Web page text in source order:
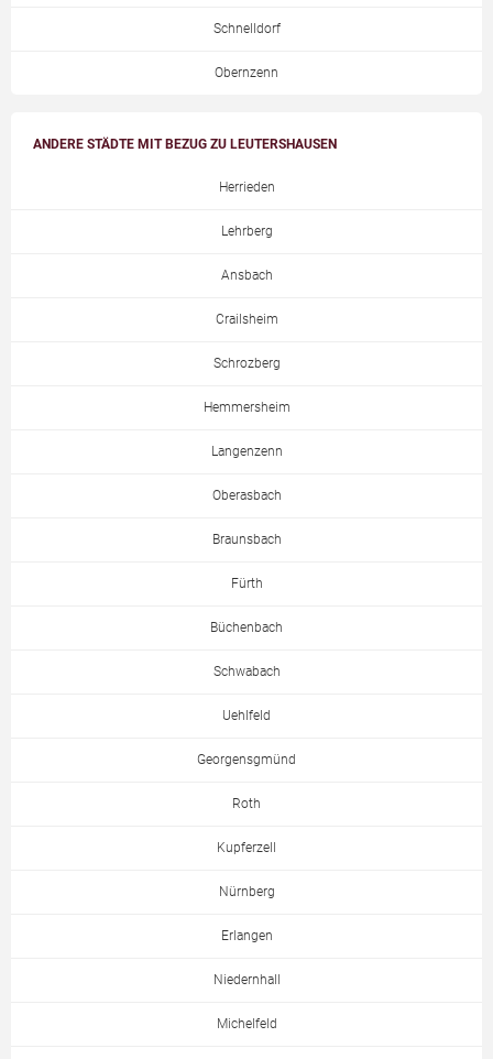
Schnelldorf
Obernzenn
ANDERE STÄDTE MIT BEZUG ZU LEUTERSHAUSEN
Herrieden
Lehrberg
Ansbach
Crailsheim
Schrozberg
Hemmersheim
Langenzenn
Oberasbach
Braunsbach
Fürth
Büchenbach
Schwabach
Uehlfeld
Georgensgmünd
Roth
Kupferzell
Nürnberg
Erlangen
Niedernhall
Michelfeld